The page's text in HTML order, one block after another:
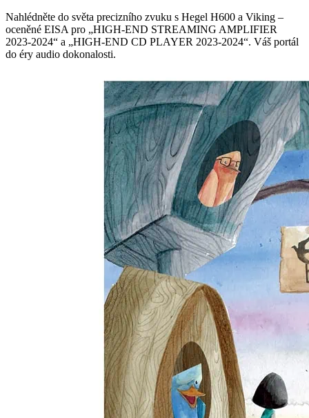
Nahlédněte do světa precizního zvuku s Hegel H600 a Viking –
oceněné EISA pro „HIGH-END STREAMING AMPLIFIER
2023-2024“ a „HIGH-END CD PLAYER 2023-2024“. Váš portál
do éry audio dokonalosti.